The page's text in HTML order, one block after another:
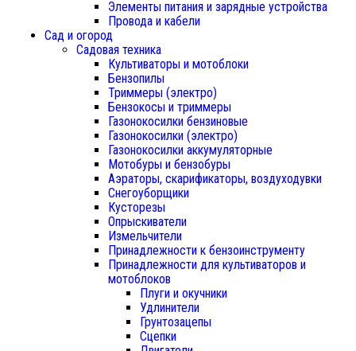
Элементы питания и зарядные устройства
Провода и кабели
Сад и огород
Садовая техника
Культиваторы и мотоблоки
Бензопилы
Триммеры (электро)
Бензокосы и триммеры
Газонокосилки бензиновые
Газонокосилки (электро)
Газонокосилки аккумуляторные
Мотобуры и бензобуры
Аэраторы, скарификаторы, воздуходувки
Снегоуборщики
Кусторезы
Опрыскиватели
Измельчители
Принадлежности к бензоинструменту
Принадлежности для культиваторов и
мотоблоков
Плуги и окучники
Удлинители
Грунтозацепы
Сцепки